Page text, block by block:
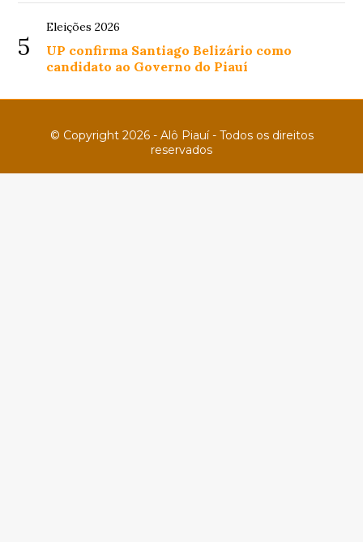
5
Eleições 2026
UP confirma Santiago Belizário como
candidato ao Governo do Piauí
© Copyright 2026 - Alô Piauí - Todos os direitos
reservados